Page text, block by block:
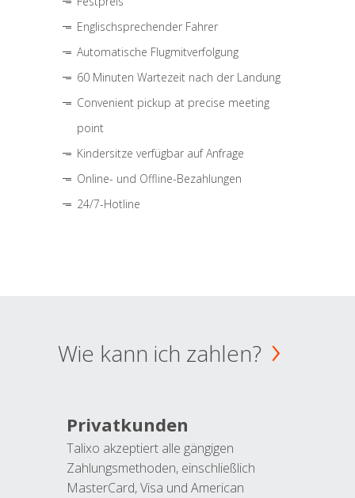
Englischsprechender Fahrer
Automatische Flugmitverfolgung
60 Minuten Wartezeit nach der Landung
Convenient pickup at precise meeting
point
Kindersitze verfügbar auf Anfrage
Online- und Offline-Bezahlungen
24/7-Hotline
Wie kann ich zahlen?
Privatkunden
Talixo akzeptiert alle gängigen
Zahlungsmethoden, einschließlich
MasterCard, Visa und American